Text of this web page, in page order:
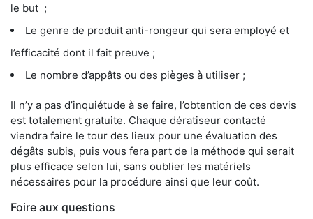
le but ;
Le genre de produit anti-rongeur qui sera employé et
l’efficacité dont il fait preuve ;
Le nombre d’appâts ou des pièges à utiliser ;
Il n’y a pas d’inquiétude à se faire, l’obtention de ces devis
est totalement gratuite. Chaque dératiseur contacté
viendra faire le tour des lieux pour une évaluation des
dégâts subis, puis vous fera part de la méthode qui serait
plus efficace selon lui, sans oublier les matériels
nécessaires pour la procédure ainsi que leur coût.
Foire aux questions